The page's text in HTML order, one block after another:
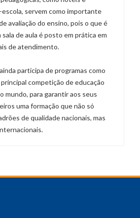
servem como importante
avaliação do ensino, pois o que é
de aula é posto em prática em
de atendimento.
participa de programas como
competição de educação
mundo, para garantir aos seus
uma formação que não só
de qualidade nacionais, mas